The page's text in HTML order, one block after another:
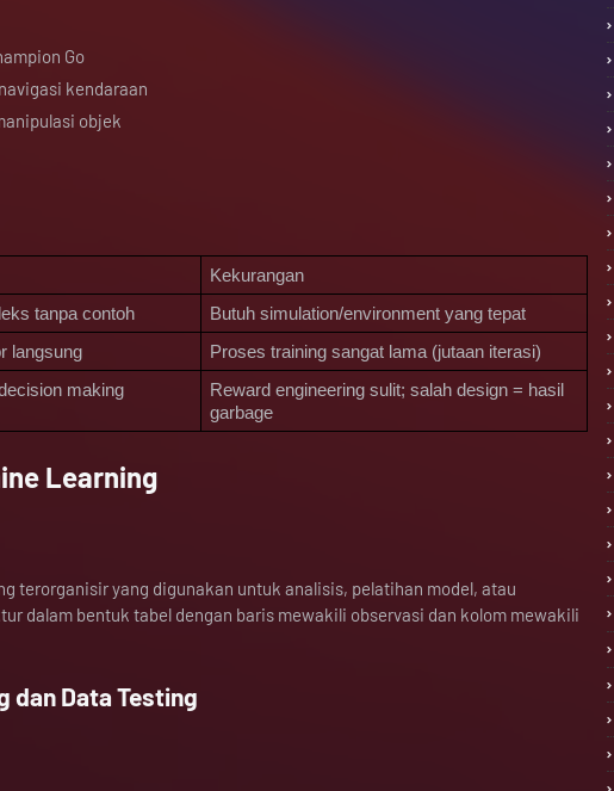
Go
kendaraan
objek
Kekurangan
tanpa contoh
Butuh simulation/environment yang tepat
langsung
Proses training sangat lama (jutaan iterasi)
making
Reward engineering sulit; salah design = hasil
garbage
Learning
terorganisir yang digunakan untuk analisis, pelatihan model, atau
dalam bentuk tabel dengan baris mewakili observasi dan kolom mewakili
dan Data Testing